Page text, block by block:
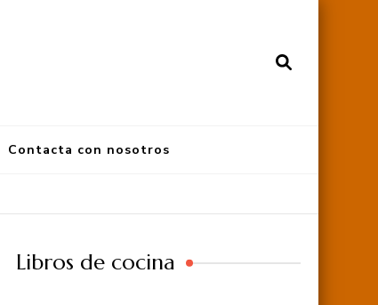
Contacta con nosotros
Libros de cocina